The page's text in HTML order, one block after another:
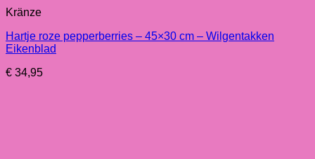
Kränze
Hartje roze pepperberries – 45×30 cm – Wilgentakken
Eikenblad
€ 34,95